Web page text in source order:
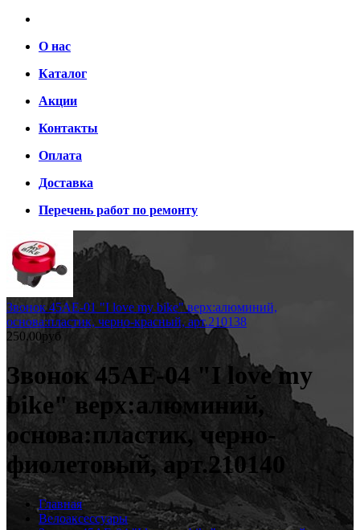
О нас
Каталог
Акции
Контакты
Оплата
Доставка
Перечень работ по ремонту
Звонок 45AE-01 "I love my bike" верх:алюминий,
основа:пластик, черно-красный, арт.210138
250.00руб
Звонок 45AE-04 "I love my
bike" верх:алюминий,
основа:пластик, черно-
фиолетовый, арт.210140
Главная
Велоаксессуары